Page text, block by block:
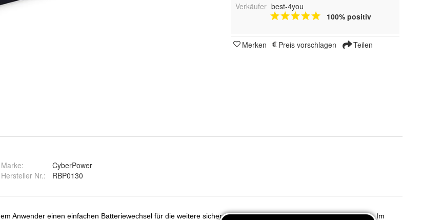
Verkäufer best-4you
100% positiv
Merken Preis vorschlagen Teilen
Marke:
CyberPower
Hersteller Nr.:
RBP0130